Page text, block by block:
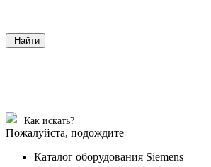
Найти
Как искать?
Пожалуйста, подождите
Каталог оборудования Siemens